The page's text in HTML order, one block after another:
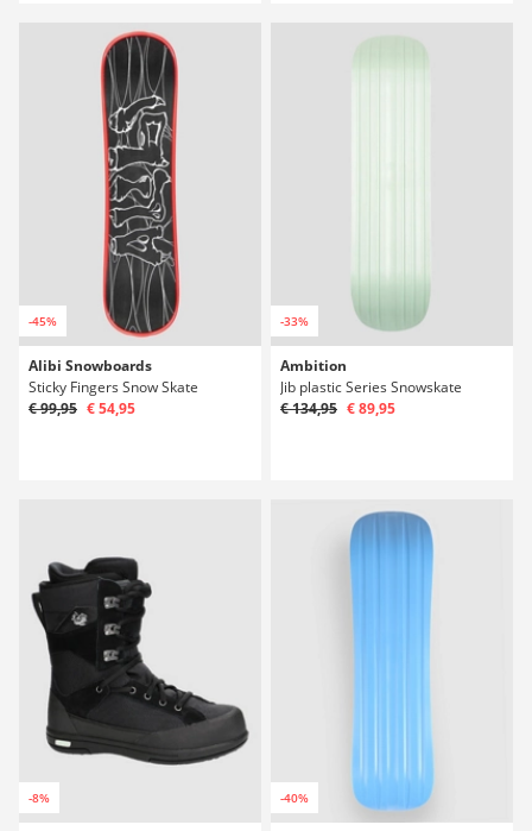
-45%
Alibi Snowboards
Sticky Fingers Snow Skate
€ 99,95 € 54,95
-33%
Ambition
Jib plastic Series Snowskate
€ 134,95 € 89,95
-8% -40%